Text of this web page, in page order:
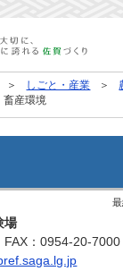
しごと・産業
畜産環境
場
FAX：0954-20-7000